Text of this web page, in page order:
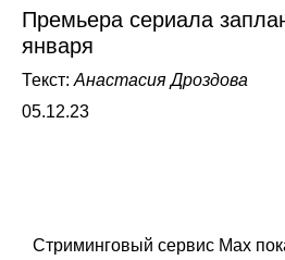
Премьера сериала
января
Текст:Анастасия Дроздова
05.12.23
Стриминговый сервис Max